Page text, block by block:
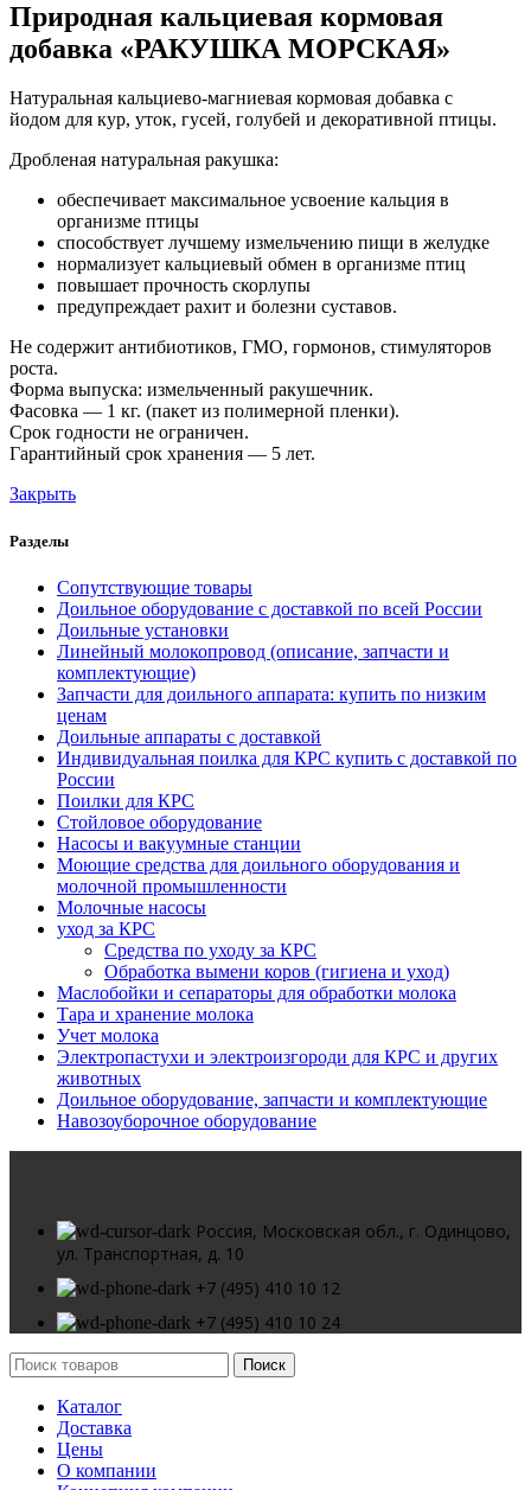
Природная кальциевая кормовая
добавка «РАКУШКА МОРСКАЯ»
Натуральная кальциево-магниевая кормовая добавка с
йодом для кур, уток, гусей, голубей и декоративной птицы.
Дробленая натуральная ракушка:
обеспечивает максимальное усвоение кальция в
организме птицы
способствует лучшему измельчению пищи в желудке
нормализует кальциевый обмен в организме птиц
повышает прочность скорлупы
предупреждает рахит и болезни суставов.
Не содержит антибиотиков, ГМО, гормонов, стимуляторов
роста.
Форма выпуска: измельченный ракушечник.
Фасовка — 1 кг. (пакет из полимерной пленки).
Срок годности не ограничен.
Гарантийный срок хранения — 5 лет.
Закрыть
Разделы
Сопутствующие товары
Доильное оборудование с доставкой по всей России
Доильные установки
Линейный молокопровод (описание, запчасти и
комплектующие)
Запчасти для доильного аппарата: купить по низким
ценам
Доильные аппараты с доставкой
Индивидуальная поилка для КРС купить с доставкой по
России
Поилки для КРС
Стойловое оборудование
Насосы и вакуумные станции
Моющие средства для доильного оборудования и
молочной промышленности
Молочные насосы
уход за КРС
Средства по уходу за КРС
Обработка вымени коров (гигиена и уход)
Маслобойки и сепараторы для обработки молока
Тара и хранение молока
Учет молока
Электропастухи и электроизгороди для КРС и других
животных
Доильное оборудование, запчасти и комплектующие
Навозоуборочное оборудование
Россия, Московская обл., г. Одинцово,
ул. Транспортная, д. 10
+7 (495) 410 10 12
+7 (495) 410 10 24
Поиск
Каталог
Доставка
Цены
О компании